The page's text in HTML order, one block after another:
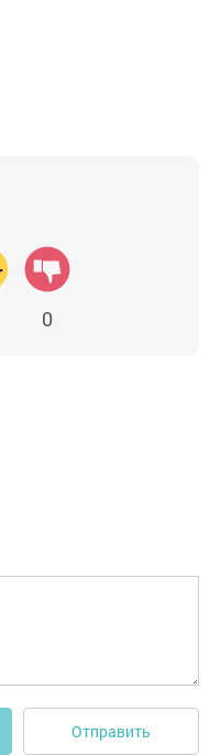
0
Отправить